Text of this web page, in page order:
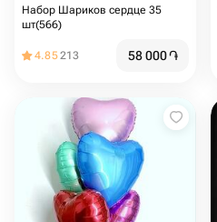
Набор Шариков сердце 35
шт(566)
4.85213 58 000֏